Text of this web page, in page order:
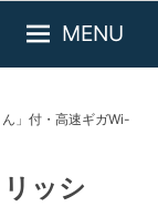
MENU
」付・高速ギガWi-
ッシ